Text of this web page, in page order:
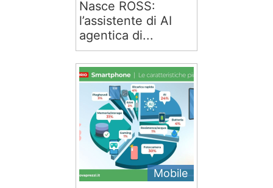
Nasce ROSS:
l’assistente di AI
agentica di...
Mobile